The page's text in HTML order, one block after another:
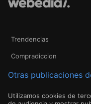
Trendencias
Compradiccion
Otras publicaciones
Utilizamos cookies de